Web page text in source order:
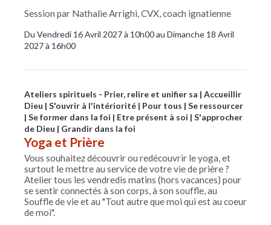
Session par Nathalie Arrighi, CVX, coach ignatienne
Du Vendredi 16 Avril 2027 à 10h00 au Dimanche 18 Avril
2027 à 16h00
Ateliers spirituels - Prier, relire et unifier sa
Accueillir
Dieu
S'ouvrir à l'intériorité Pour tous
Se ressourcer
Se former dans la foi
Etre présent à soi
S'approcher
de Dieu
Grandir dans la foi
Yoga et Prière
Vous souhaitez découvrir ou redécouvrir le yoga, et
surtout le mettre au service de votre vie de prière ?
Atelier tous les vendredis matins (hors vacances) pour
se sentir connectés à son corps, à son souffle, au
Souffle de vie et au "Tout autre que moi qui est au coeur
de moi".